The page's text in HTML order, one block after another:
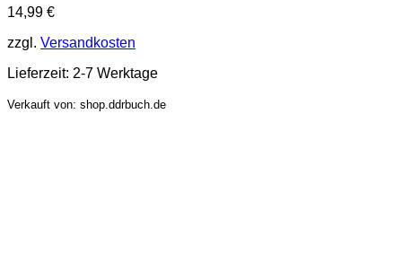
14,99 €
zzgl. Versandkosten
Lieferzeit: 2-7 Werktage
Verkauft von: shop.ddrbuch.de